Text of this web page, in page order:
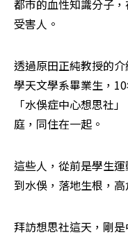
都市的血性知識分子
受害人。
透過原田正純教授的
學天文學系畢業生，
「水俁症中心想思社
庭，同住在一起。
這些人，從前是學生
到水俁，落地生根，
拜訪想思社這天，剛